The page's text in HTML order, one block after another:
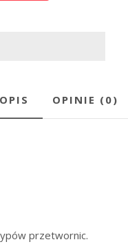
OPIS OPINIE (0)
przetwornic.